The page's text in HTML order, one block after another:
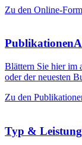
Zu den Online-
Publikationen
Blättern Sie hier im
oder der neuesten
Zu den
Typ & Leistung